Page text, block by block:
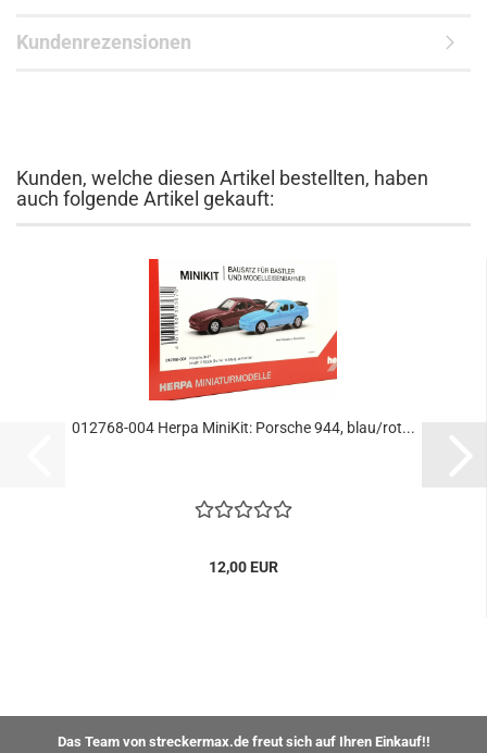
Kundenrezensionen
Kunden, welche diesen Artikel bestellten, haben
auch folgende Artikel gekauft:
012768-004 Herpa MiniKit: Porsche 944, blau/rot...
12,00 EUR
Das Team von streckermax.de freut sich auf Ihren Einkauf!!